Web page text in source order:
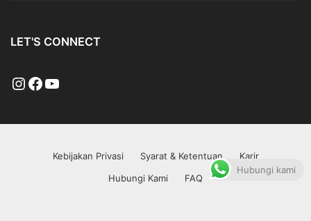
LET'S CONNECT
Kebijakan Privasi Syarat & Ketentuan
Karir
Hubungi Kami
FAQ
Hubungi kami